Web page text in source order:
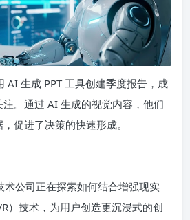
AI 生成 PPT 工具创建季度报告，成
。通过 AI 生成的视觉内容，他们
促进了决策的快速形成。
术公司正在探索如何结合增强现实
）技术，为用户创造更沉浸式的创